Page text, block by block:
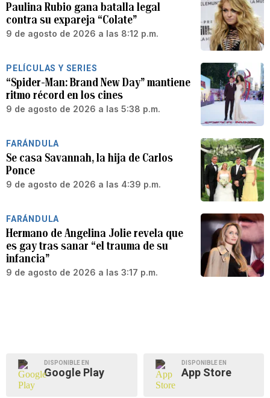
Paulina Rubio gana batalla legal
contra su expareja “Colate”
9 de agosto de 2026 a las 8:12 p.m.
PELÍCULAS Y SERIES
“Spider-Man: Brand New Day” mantiene
ritmo récord en los cines
9 de agosto de 2026 a las 5:38 p.m.
FARÁNDULA
Se casa Savannah, la hija de Carlos
Ponce
9 de agosto de 2026 a las 4:39 p.m.
FARÁNDULA
Hermano de Angelina Jolie revela que
es gay tras sanar “el trauma de su
infancia”
9 de agosto de 2026 a las 3:17 p.m.
DISPONIBLE EN
Google Play
DISPONIBLE EN
App Store